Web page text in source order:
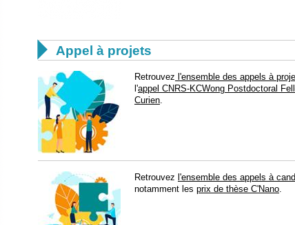
 Appel à projets
​Retrouvez l'ensemble des appels à
l'appel CNRS-KCWong Postdoctoral
Curien.
​Retrouvez l'ensemble des appels à
notamment les prix de thèse C'Nano.